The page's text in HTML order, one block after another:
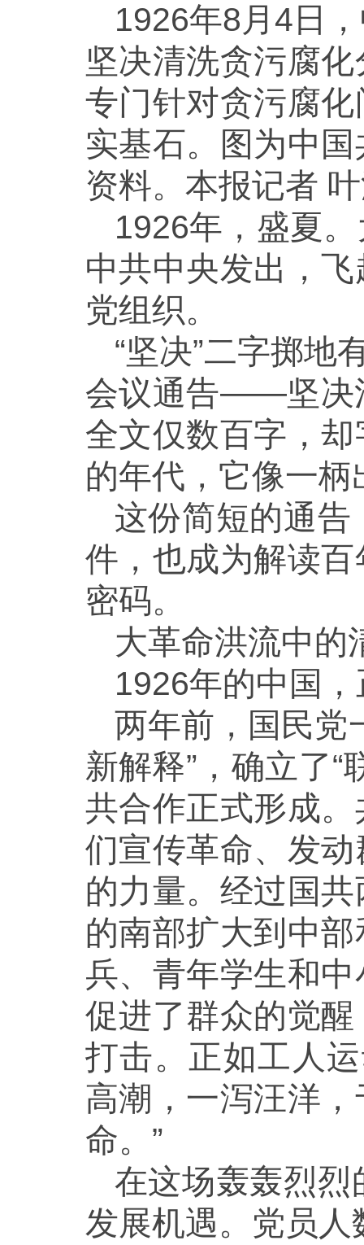
1926年8月4日
坚决清洗贪污腐
专门针对贪污腐
实基石。图为中
资料。本报记者
1926年，盛夏
中共中央发出，
党组织。
“坚决”二字掷地
会议通告——坚决
全文仅数百字，
的年代，它像一
这份简短的通
件，也成为解读
密码。
大革命洪流中的
1926年的中国
两年前，国民党
新解释”，确立了
共合作正式形成
们宣传革命、发
的力量。经过国
的南部扩大到中
兵、青年学生和
促进了群众的觉
打击。正如工人
高潮，一泻汪洋
命。”
在这场轰轰烈
发展机遇。党员